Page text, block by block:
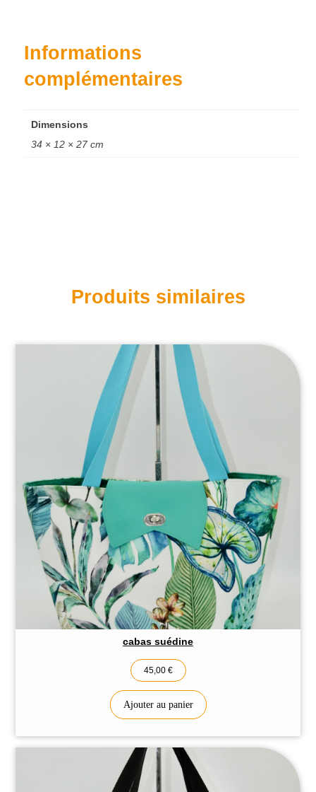
Accueil
À propos
Nos produits
Contact
Informations
complémentaires
Dimensions
34 × 12 × 27 cm
Produits similaires
cabas suédine
45,00 €
Ajouter au panier